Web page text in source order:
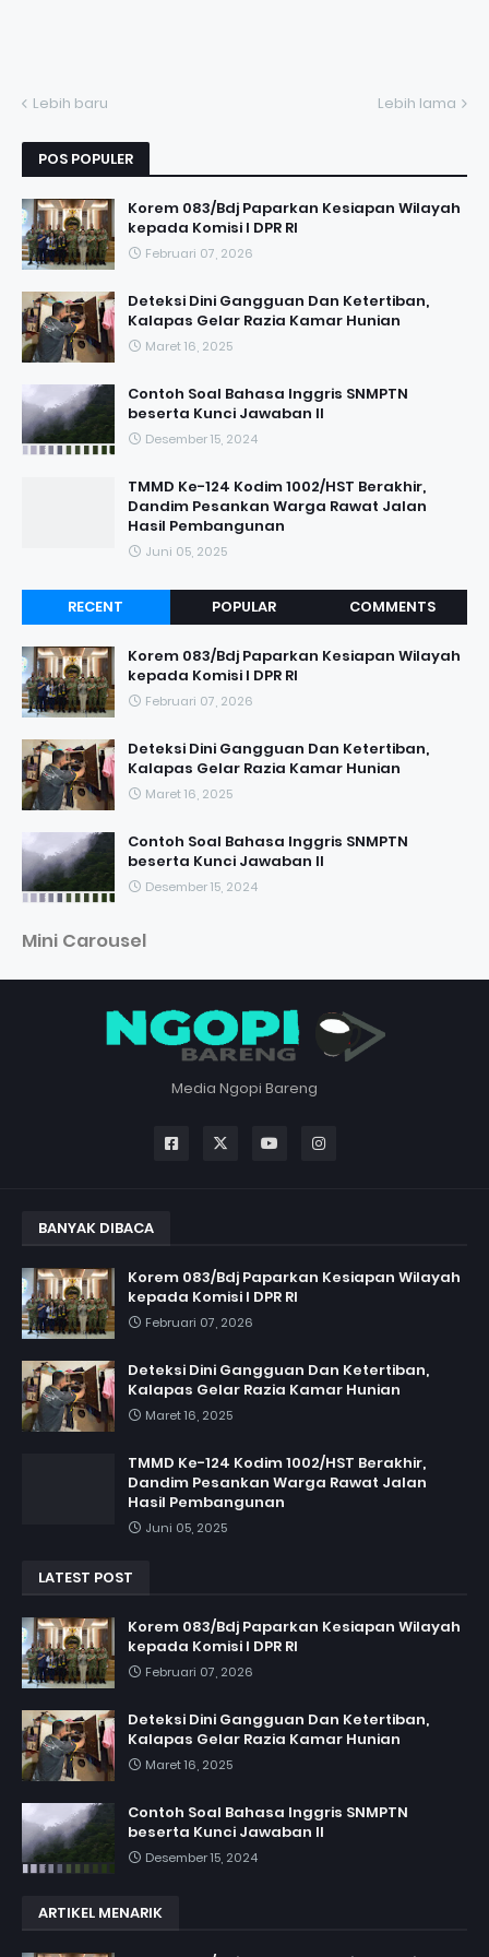
Lebih baru Lebih lama
POS POPULER
Korem 083/Bdj Paparkan Kesiapan Wilayah
kepada Komisi I DPR RI
Februari 07, 2026
Deteksi Dini Gangguan Dan Ketertiban,
Kalapas Gelar Razia Kamar Hunian
Maret 16, 2025
Contoh Soal Bahasa Inggris SNMPTN
beserta Kunci Jawaban II
Desember 15, 2024
TMMD Ke-124 Kodim 1002/HST Berakhir,
Dandim Pesankan Warga Rawat Jalan
Hasil Pembangunan
Juni 05, 2025
RECENT POPULAR COMMENTS
Korem 083/Bdj Paparkan Kesiapan Wilayah
kepada Komisi I DPR RI
Februari 07, 2026
Deteksi Dini Gangguan Dan Ketertiban,
Kalapas Gelar Razia Kamar Hunian
Maret 16, 2025
Contoh Soal Bahasa Inggris SNMPTN
beserta Kunci Jawaban II
Desember 15, 2024
Mini Carousel
Media Ngopi Bareng
BANYAK DIBACA
Korem 083/Bdj Paparkan Kesiapan Wilayah
kepada Komisi I DPR RI
Februari 07, 2026
Deteksi Dini Gangguan Dan Ketertiban,
Kalapas Gelar Razia Kamar Hunian
Maret 16, 2025
TMMD Ke-124 Kodim 1002/HST Berakhir,
Dandim Pesankan Warga Rawat Jalan
Hasil Pembangunan
Juni 05, 2025
LATEST POST
Korem 083/Bdj Paparkan Kesiapan Wilayah
kepada Komisi I DPR RI
Februari 07, 2026
Deteksi Dini Gangguan Dan Ketertiban,
Kalapas Gelar Razia Kamar Hunian
Maret 16, 2025
Contoh Soal Bahasa Inggris SNMPTN
beserta Kunci Jawaban II
Desember 15, 2024
ARTIKEL MENARIK